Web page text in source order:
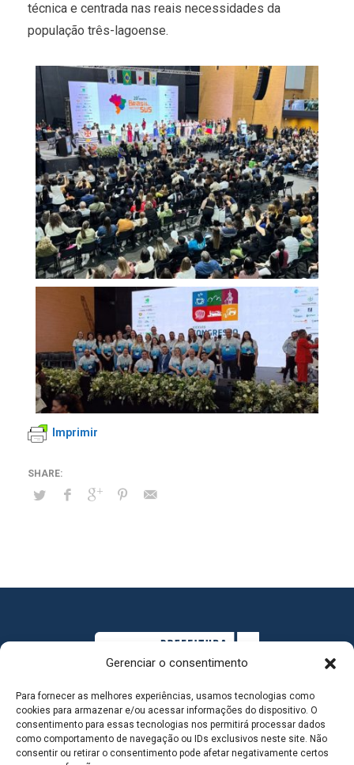
Gerenciar o consentimento
Para fornecer as melhores experiências, usamos tecnologias como
cookies para armazenar e/ou acessar informações do dispositivo. O
consentimento para essas tecnologias nos permitirá processar dados
como comportamento de navegação ou IDs exclusivos neste site. Não
consentir ou retirar o consentimento pode afetar negativamente certos
técnica e centrada nas reais necessidades da
população três-lagoense.
Imprimir
MAPA DO SITE